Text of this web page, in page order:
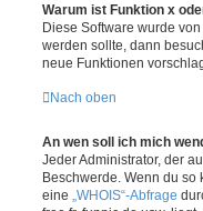
Warum ist Funktion x
Diese Software wurde
werden sollte, dann
neue Funktionen
Nach oben
An wen soll ich mich
Jeder Administrator, der
Beschwerde. Wenn du so
eine „WHOIS“-Abfrage